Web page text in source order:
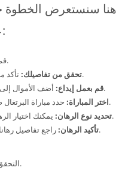
هنا سنستعرض الخطوة
عليك:
قم بالتسجيل في منصة موثوقة للرهانات.
تحقق من تفاصيلك:تأكد من تقديم بيانات صحيحة لتفعيل حسابك.
قم بعمل إيداع:أضف الأموال إلى حسابك باستخدام طرق الدفع المتاحة.
اختر المباراة:حدد مباراة البرتغال ضد إسبانيا من قائمة المباريات المتاحة.
تحديد نوع الرهان:يمكنك اختيار الرهان على نتيجة المباراة أو عدد الأهداف.
تأكيد الرهان:راجع تفاصيل رهانك قبل تأكيده لضمان عدم وجود أخطاء.
التحقق من التفاصيل يضمن حماية معلوماتك.